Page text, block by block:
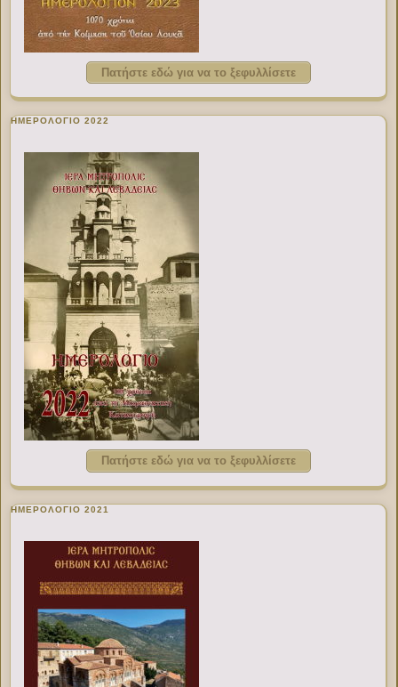
Πατήστε εδώ για να το ξεφυλλίσετε
ΗΜΕΡΟΛΟΓΙΟ 2022
Πατήστε εδώ για να το ξεφυλλίσετε
ΗΜΕΡΟΛΟΓΙΟ 2021